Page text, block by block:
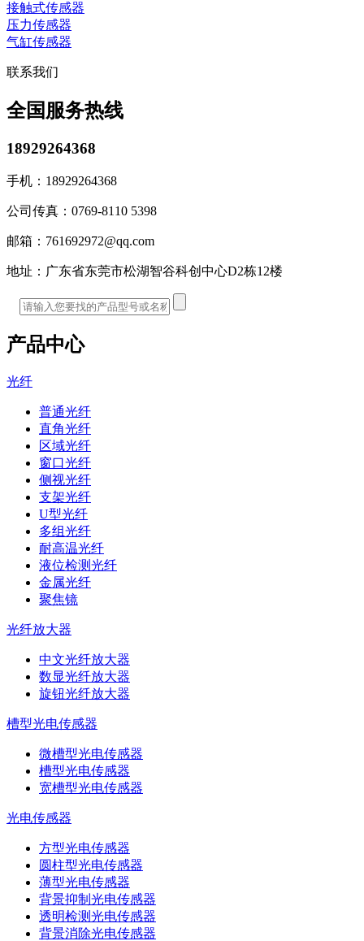
接触式传感器
压力传感器
气缸传感器
联系我们
全国服务热线
18929264368
手机： 18929264368
公司传真： 0769-8110 5398
邮箱： 761692972@qq.com
地址： 广东省东莞市松湖智谷科创中心D2栋12楼
产品中心
光纤
普通光纤
直角光纤
区域光纤
窗口光纤
侧视光纤
支架光纤
U型光纤
多组光纤
耐高温光纤
液位检测光纤
金属光纤
聚焦镜
光纤放大器
中文光纤放大器
数显光纤放大器
旋钮光纤放大器
槽型光电传感器
微槽型光电传感器
槽型光电传感器
宽槽型光电传感器
光电传感器
方型光电传感器
圆柱型光电传感器
薄型光电传感器
背景抑制光电传感器
透明检测光电传感器
背景消除光电传感器